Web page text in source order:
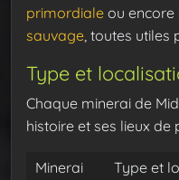
primordiale ou encore
sauvage , toutes
Type et
Chaque minerai de
histoire et ses lieux de
Minerai Type et